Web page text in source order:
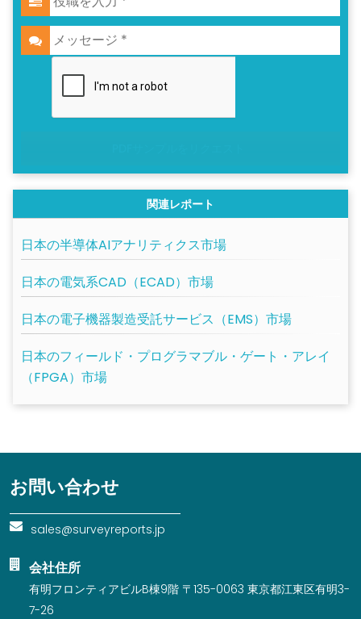
関連レポート
日本の半導体AIアナリティクス市場
日本の電気系CAD（ECAD）市場
日本の電子機器製造受託サービス（EMS）市場
日本のフィールド・プログラマブル・ゲート・アレイ
（FPGA）市場
お問い合わせ
sales@surveyreports.jp
会社住所
有明フロンティアビルB棟9階 〒135-0063 東京都江東区有明3-
7-26